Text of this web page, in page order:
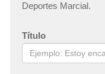
Deportes Marcial.
Título